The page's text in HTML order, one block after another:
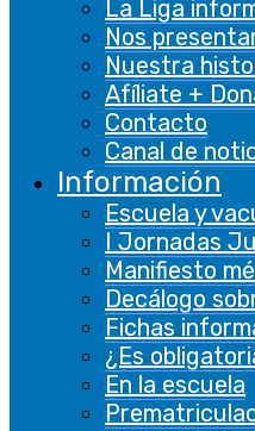
La Liga
Nos
Nuestra
Afíliate +
Contacto
Canal de
Información
Escuela y
I Jornadas
Manifiesto
Decálogo
Fichas
¿Es
En la escuela
checbox-others
cookielawinfo-
checkbox-necessary